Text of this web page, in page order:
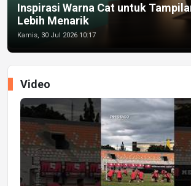
Inspirasi Warna Cat untuk
Lebih Menarik
Kamis, 30 Jul 2026 10:17
Video